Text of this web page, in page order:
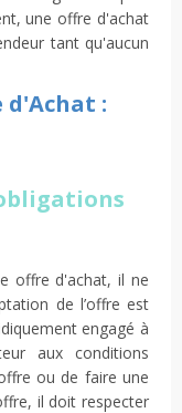
une offre d'achat
tant qu'aucun
:
offre d'achat, il ne
de l’offre est
engagé à
aux conditions
ou de faire une
il doit respecter